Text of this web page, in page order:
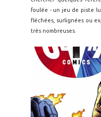
foulée - un jeu de piste
fléchées, surlignées ou
très nombreuses.